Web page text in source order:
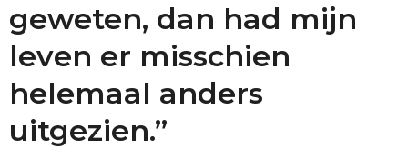
geweten, dan had mijn
leven er misschien
helemaal anders
uitgezien.”